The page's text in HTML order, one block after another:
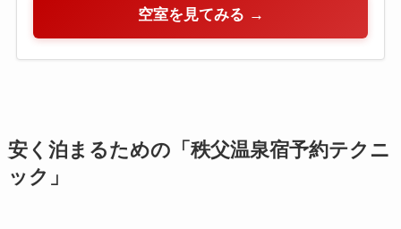
空室を見てみる →
安く泊まるための「秩父温泉宿予約テクニ
ック」